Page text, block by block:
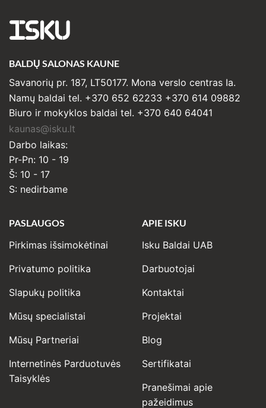
ISKU
BALDŲ SALONAS KAUNE
Savanorių pr. 187, LT50177. Mona verslo centras Ia.
Namų baldai tel. +370 652 62233 +370 614 09882
Biuro ir mokyklos baldai tel. +370 640 64041
kaunas@isku.lt
Darbo laikas:
Pr-Pn: 10 - 19
Š: 10 - 17
S: nedirbame
PASLAUGOS
Pirkimas išsimokėtinai
Privatumo politika
Slapukų politika
Mūsų specialistai
Mūsų Partneriai
Internetinės Parduotuvės
Taisyklės
APIE ISKU
Isku Baldai UAB
Darbuotojai
Kontaktai
Projektai
Blog
Sertifikatai
Pranešimai apie
pažeidimus